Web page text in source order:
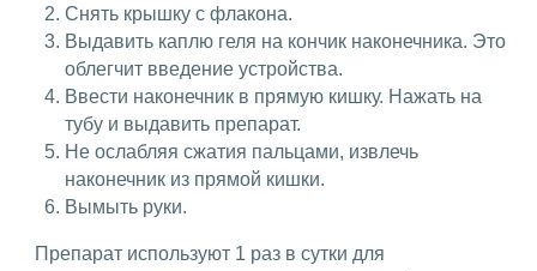
Снять крышку с флакона.
Выдавить каплю геля на кончик наконечника. Это
облегчит введение устройства.
Ввести наконечник в прямую кишку. Нажать на
тубу и выдавить препарат.
Не ослабляя сжатия пальцами, извлечь
наконечник из прямой кишки.
Вымыть руки.
Препарат используют 1 раз в сутки для